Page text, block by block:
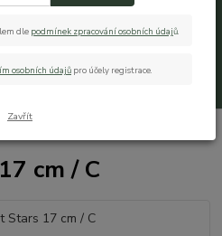
cm / C
dle podmínek zpracování osobních údajů.
osobních údajů pro účely registrace.
Zavřít